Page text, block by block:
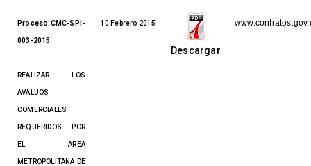
Proceso:CMC-SPI-
003-2015
REALIZAR LOS
AVALUOS
COMERCIALES
REQUERIDOS POR
EL AREA
METROPOLITANA DE
10 Febrero 2015
Descargar